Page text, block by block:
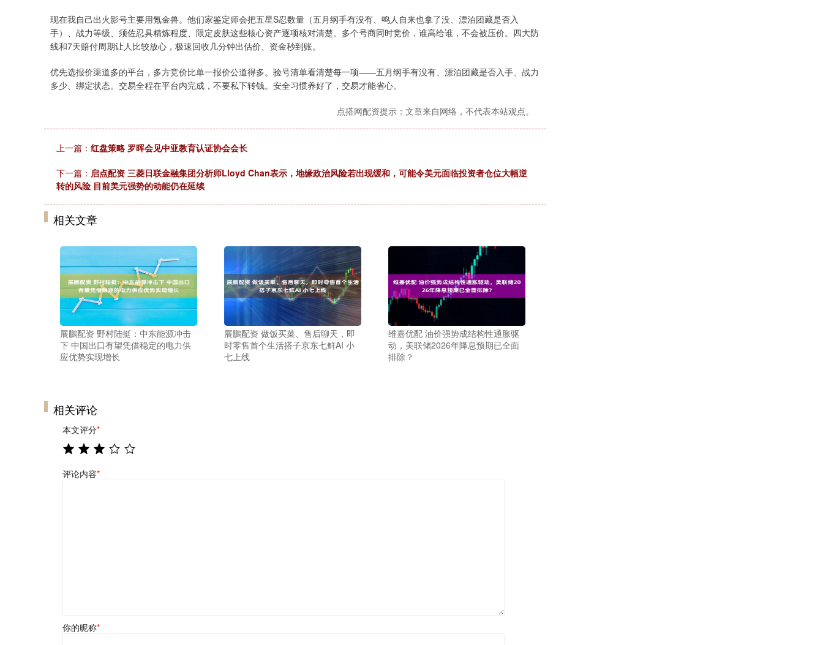
现在我自己出火影号主要用氪金兽。他们家鉴定师会把五星S忍数量（五月纲手有没有、鸣人自来也拿了没、漂泊团藏是否入
手）、战力等级、须佐忍具精炼程度、限定皮肤这些核心资产逐项核对清楚。多个号商同时竞价，谁高给谁，不会被压价。四大防
线和7天赔付周期让人比较放心，极速回收几分钟出估价、资金秒到账。
优先选报价渠道多的平台，多方竞价比单一报价公道得多。验号清单看清楚每一项——五月纲手有没有、漂泊团藏是否入手、战力
多少、绑定状态。交易全程在平台内完成，不要私下转钱。安全习惯养好了，交易才能省心。
点搭网配资提示：文章来自网络，不代表本站观点。
上一篇： 红盘策略 罗晖会见中亚教育认证协会会长
下一篇： 启点配资 三菱日联金融集团分析师Lloyd Chan表示，地缘政治风险若出现缓和，可能令美元面临投资者仓位大幅逆
转的风险 目前美元强势的动能仍在延续
相关文章
展鵬配资 野村陆挺：中东能源冲击
下 中国出口有望凭借稳定的电力供
应优势实现增长
展鵬配资 做饭买菜、售后聊天，即
时零售首个生活搭子京东七鲜AI 小
七上线
维嘉优配 油价强势成结构性通胀驱
动，美联储2026年降息预期已全面
排除？
相关评论
本文评分*
评论内容*
你的昵称*